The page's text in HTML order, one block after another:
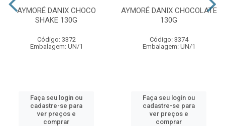
AYMORÉ DANIX CHOCO
SHAKE 130G
Código: 3372
Embalagem: UN/1
Faça seu login ou
cadastre-se para
ver preços e
comprar
AYMORÉ DANIX CHOCOLATE
130G
Código: 3374
Embalagem: UN/1
Faça seu login ou
cadastre-se para
ver preços e
comprar